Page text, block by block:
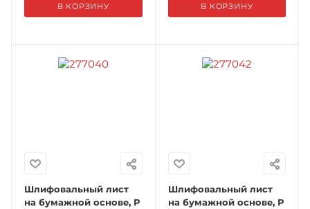
В КОРЗИНУ В КОРЗИНУ
Шлифовальный лист
на бумажной основе, Р
Шлифовальный лист
на бумажной основе, Р